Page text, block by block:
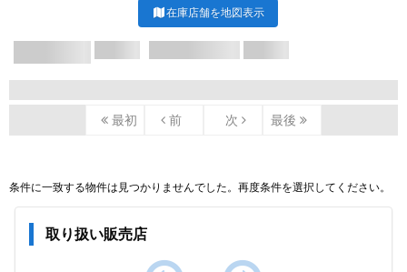
在庫店舗を地図表示
最初 前 次 最後
条件に一致する物件は見つかりませんでした。再度条件を選択してください。
取り扱い販売店